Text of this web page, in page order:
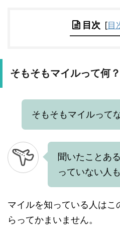
目次 [目
そもそもマイルって何？
そもそもマイルって
聞いたことあ
っていない人
マイルを知っている人はこ
らってかまいません。